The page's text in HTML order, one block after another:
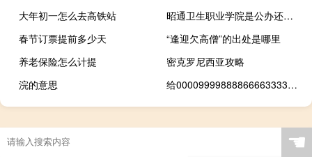
大年初一怎么去高铁站
昭通卫生职业学院是公办还是民办
春节订票提前多少天
“逢迎欠高僧”的出处是哪里
养老保险怎么计提
密克罗尼西亚攻略
浣的意思
给000099998888666633333333打电话什么梗
☚